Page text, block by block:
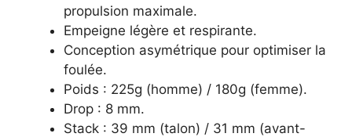
propulsion maximale.
Empeigne légère et respirante.
Conception asymétrique pour optimiser la
foulée.
Poids : 225g (homme) / 180g (femme).
Drop : 8 mm.
Stack : 39 mm (talon) / 31 mm (avant-